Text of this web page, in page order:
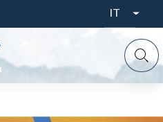
Select
your
IT